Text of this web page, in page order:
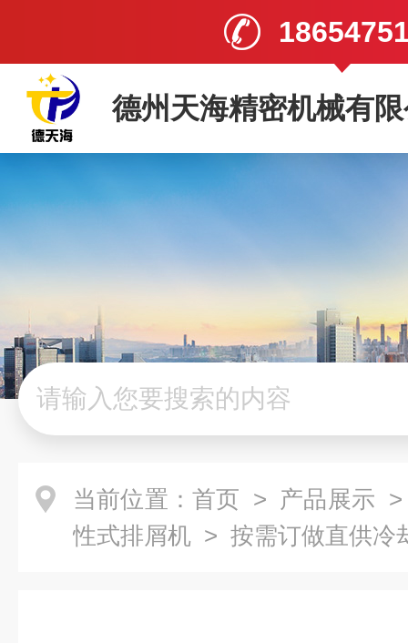
德州天海精密机械有
当前位置： 首页 > 产品展示
性式排屑机 > 按需订做直供冷